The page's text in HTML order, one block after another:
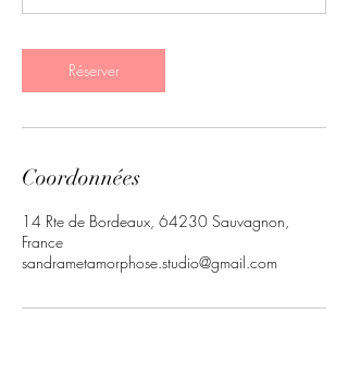
Réserver
Coordonnées
14 Rte de Bordeaux, 64230 Sauvagnon,
France
sandrametamorphose.studio@gmail.com